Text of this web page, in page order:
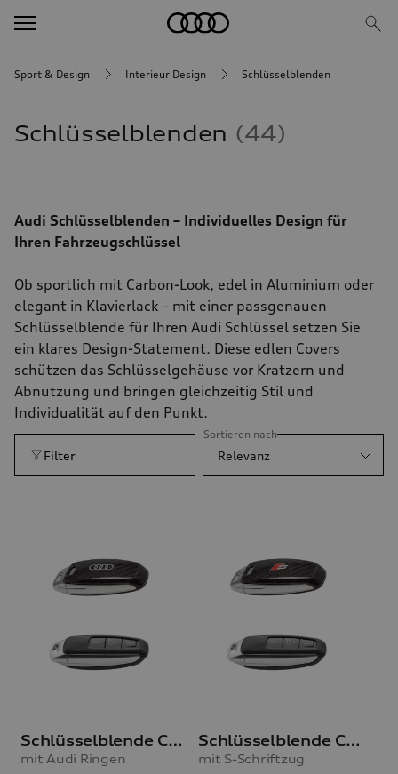
Sport & Design Interieur Design Schlüsselblenden
Schlüsselblenden 44
Audi Schlüsselblenden – Individuelles Design für
Ihren Fahrzeugschlüssel
Ob sportlich mit Carbon-Look, edel in Aluminium oder
elegant in Klavierlack – mit einer passgenauen
Schlüsselblende für Ihren Audi Schlüssel setzen Sie
ein klares Design-Statement. Diese edlen Covers
schützen das Schlüsselgehäuse vor Kratzern und
Abnutzung und bringen gleichzeitig Stil und
Individualität auf den Punkt.
Filter
Sortieren nach
Relevanz
Schlüsselblende Carbon
mit Audi Ringen
Schlüsselblende Carbon
mit S-Schriftzug